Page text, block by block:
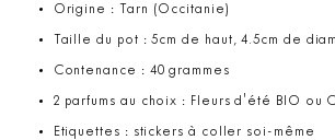
Origine : Tarn (Occitanie)
Taille du pot : 5cm de haut, 4.5cm de
Contenance : 40 grammes
2 parfums au choix : Fleurs d'été BIO ou
Etiquettes : stickers à coller soi-même